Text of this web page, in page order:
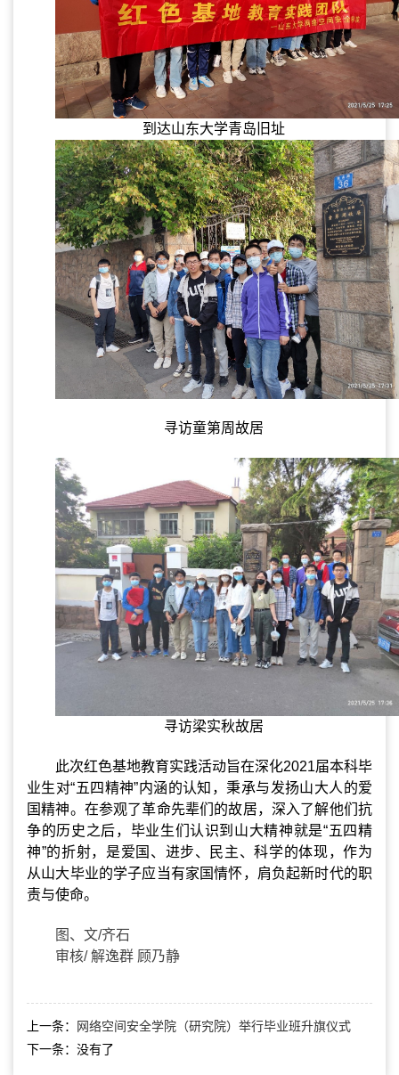
到达山东大学青岛旧址
寻访童第周故居
寻访梁实秋故居
此次红色基地教育实践活动旨在深化2021届本科毕
业生对“五四精神”内涵的认知，秉承与发扬山大人的爱
国精神。在参观了革命先辈们的故居，深入了解他们抗
争的历史之后，毕业生们认识到山大精神就是“五四精
神”的折射，是爱国、进步、民主、科学的体现，作为
从山大毕业的学子应当有家国情怀，肩负起新时代的职
责与使命。
图、文/齐石
审核/解逸群 顾乃静
上一条：
网络空间安全学院（研究院）举行毕业班升旗仪式
下一条： 没有了